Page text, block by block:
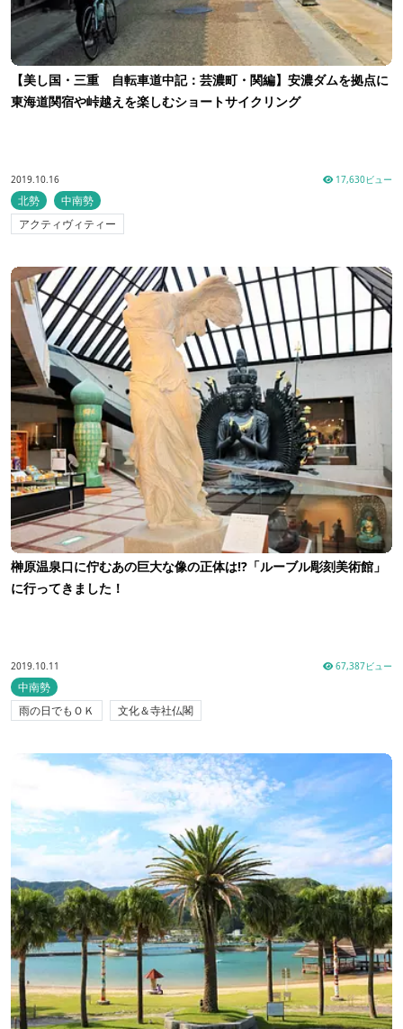
【美し国・三重 自転車道中記：芸濃町・関編】安濃ダムを拠点に
東海道関宿や峠越えを楽しむショートサイクリング
2019.10.16 17,630ビュー
北勢
中南勢
アクティヴィティー
榊原温泉口に佇むあの巨大な像の正体は!?「ルーブル彫刻美術館」
に行ってきました！
2019.10.11 67,387ビュー
中南勢
雨の日でもＯＫ
文化＆寺社仏閣